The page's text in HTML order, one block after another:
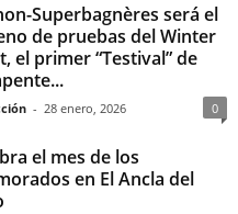
Superbagnères será el
de pruebas del Winter
el primer “Testival” de
- 28 enero, 2026 0
el mes de los
en El Ancla del